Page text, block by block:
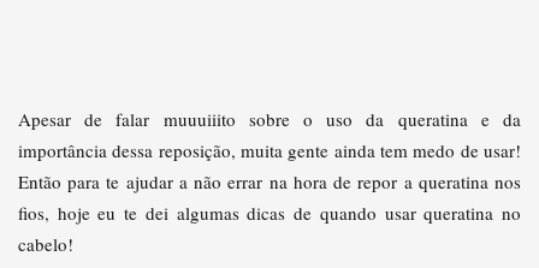
Apesar de falar muuuiiito sobre o uso da queratina e da
importância dessa reposição, muita gente ainda tem medo de usar!
Então para te ajudar a não errar na hora de repor a queratina nos
fios, hoje eu te dei algumas dicas de quando usar queratina no
cabelo!